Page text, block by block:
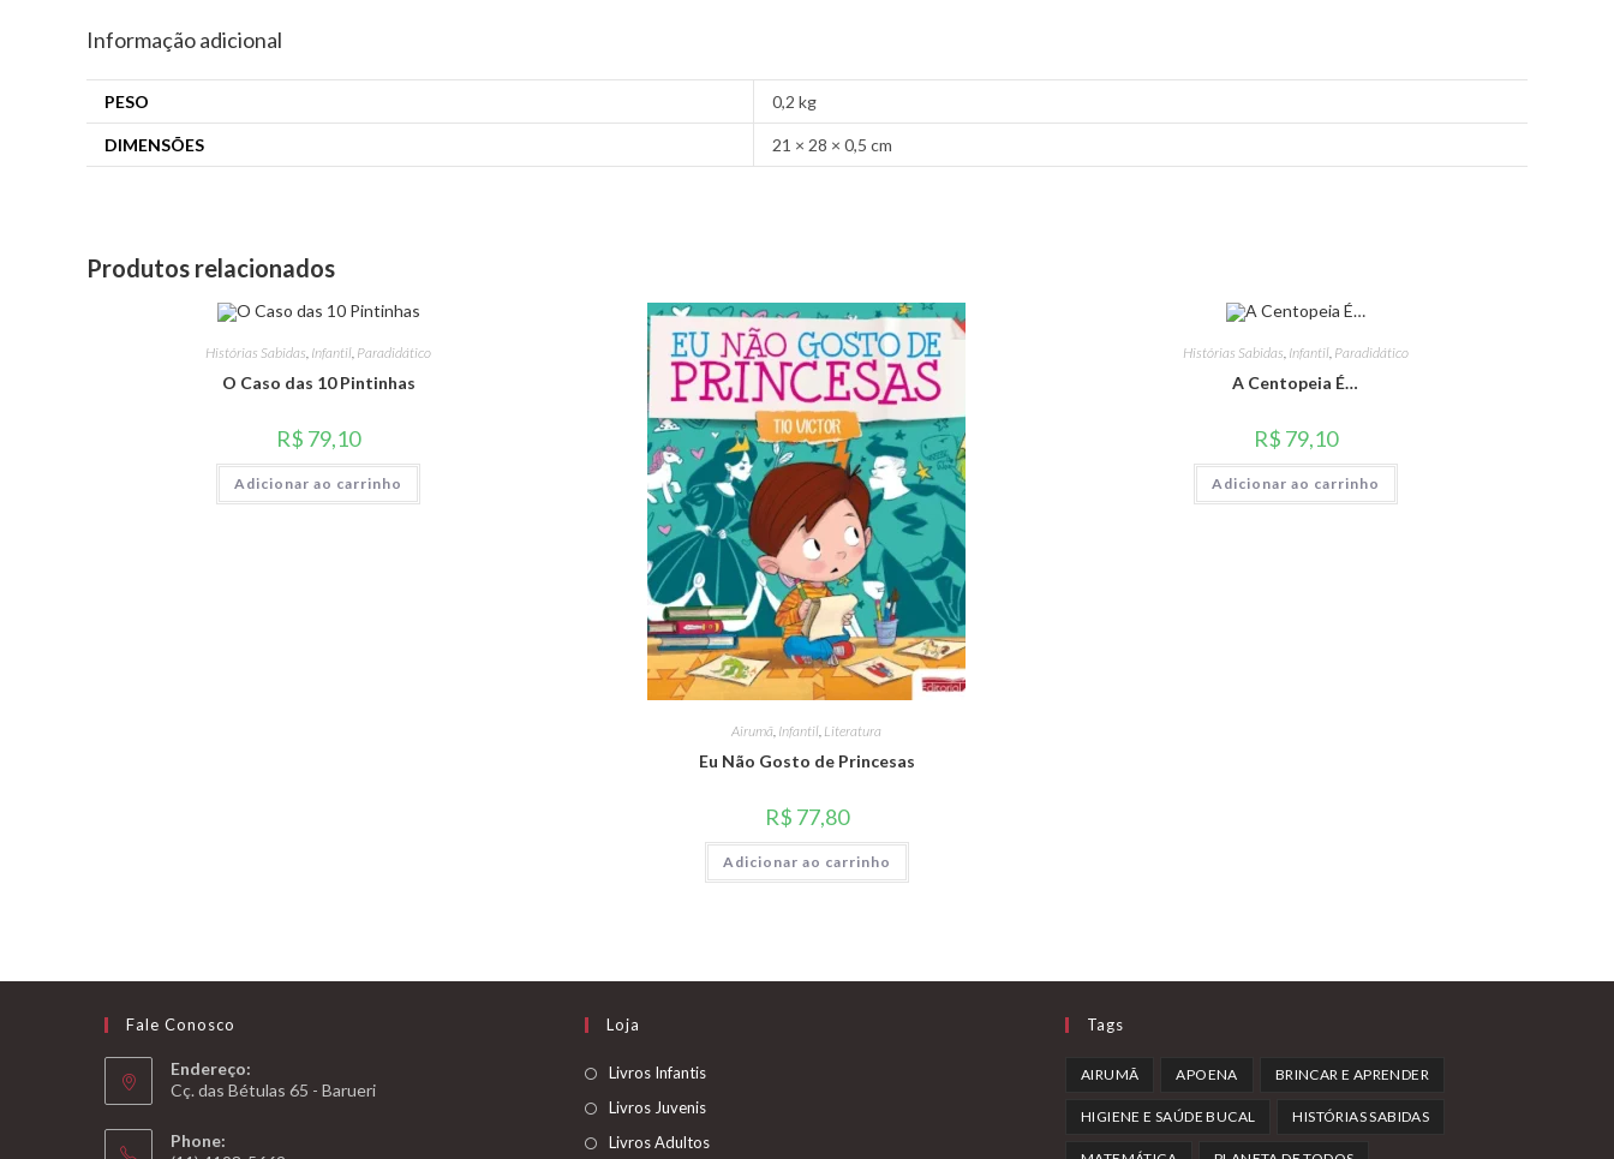
Informação adicional
PESO 0,2 kg
DIMENSÕES 21 × 28 × 0,5 cm
Produtos relacionados
Histórias Sabidas, Infantil, Paradidático
O Caso das 10 Pintinhas
R$ 79,10
Adicionar ao carrinho
Airumã Infantil Literatura
Eu Não Gosto de Princesas
R$ 77,80
Adicionar ao carrinho
Histórias Sabidas, Infantil, Paradidático
A Centopeia É…
R$ 79,10
Adicionar ao carrinho
Fale Conosco
Endereço:
Cç. das Bétulas 65 - Barueri
Phone:
Loja
Livros InfantisAbre
em
Livros JuvenisAbre
em
Livros AdultosAbre
Tags
AIRUMÃ APOENA BRINCAR E APRENDER
HIGIENE E SAÚDE BUCAL HISTÓRIAS SABIDAS